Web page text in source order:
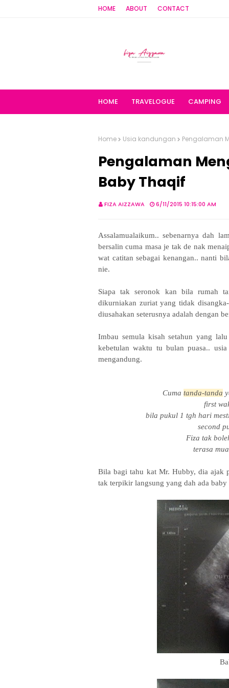
HOME ABOUT CONTACT
HOME TRAVELOGUE CAMPING
Home Usia kandungan Pengalaman
Pengalaman
Baby Thaqif
FIZA AIZZAWA 6/11/2015 10:15:00 AM
Assalamualaikum.. sebenarnya dah
bersalin cuma masa je tak de nak
wat catitan sebagai kenangan.. nanti
nie.
Siapa tak seronok kan bila rumah
dikurniakan zuriat yang tidak
diusahakan seterusnya adalah dengan
Imbau semula kisah setahun yang
kebetulan waktu tu bulan puasa..
mengandung.
Cuma tanda-tanda
first
bila pukul 1 tgh hari
second
Fiza tak
terasa
Bila bagi tahu kat Mr. Hubby, dia ajak
tak terpikir langsung yang dah ada baby